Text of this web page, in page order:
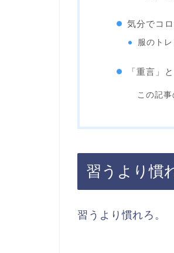
気分でコ
服のト
「重言」
この記事
習うより慣
習うより慣れろ。